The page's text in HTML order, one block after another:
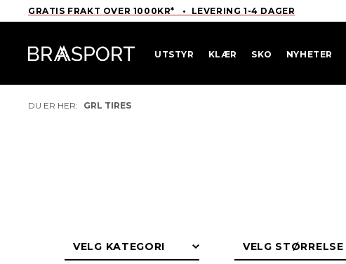
GRATIS FRAKT OVER 1000KR* • LEVERING 1-4 DAGER
UTSTYR KLÆR SKO NYHETER
DU ER HER: GRL TIRES